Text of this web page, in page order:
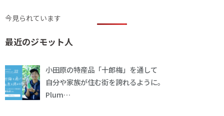
今見られています
最近のジモット人
小田原の特産品「十郎梅」を通して
自分や家族が住む街を誇れるように。
Plum…